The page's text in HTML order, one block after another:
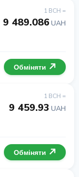
1 BCH =
9 489.086 UAH
Обміняти
1 BCH =
9 459.93 UAH
Обміняти